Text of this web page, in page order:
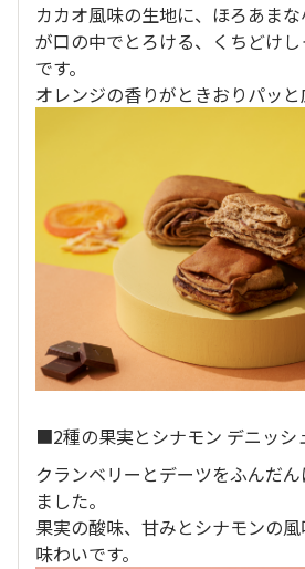
カカオ風味の生地に、ほろあま
が口の中でとろける、くちどけ
です。
オレンジの香りがときおりパッと
■2種の果実とシナモン デニッシ
クランベリーとデーツをふんだ
ました。
果実の酸味、甘みとシナモンの
味わいです。